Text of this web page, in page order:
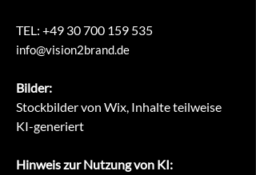
TEL: +49 30 700 159 535
info@vision2brand.de
Bilder:
Stockbilder von Wix, Inhalte teilweise
KI-generiert
Hinweis zur Nutzung von KI: